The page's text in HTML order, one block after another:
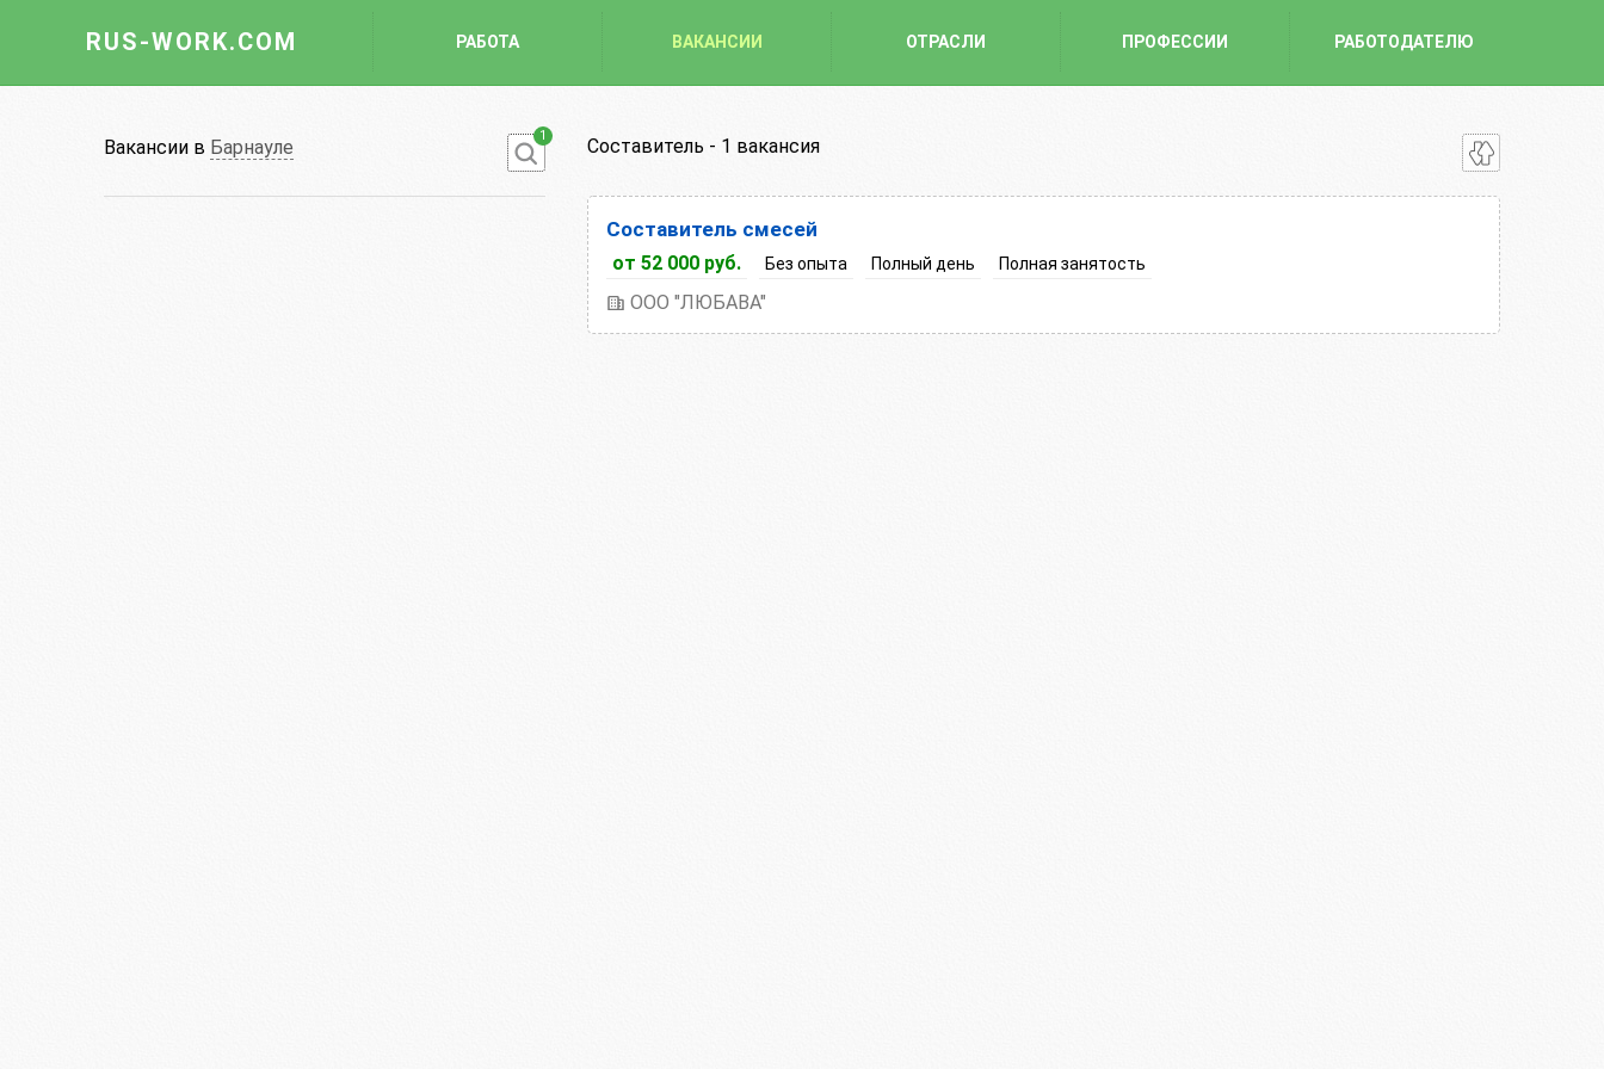
RUS-WORK.COM РАБОТА ВАКАНСИИ ОТРАСЛИ ПРОФЕССИИ РАБОТОДАТЕЛЮ
Вакансии в Барнауле
1 Составитель - 1 вакансия
Составитель смесей
от 52 000 руб. Без опыта Полный день Полная занятость
ООО "ЛЮБАВА"